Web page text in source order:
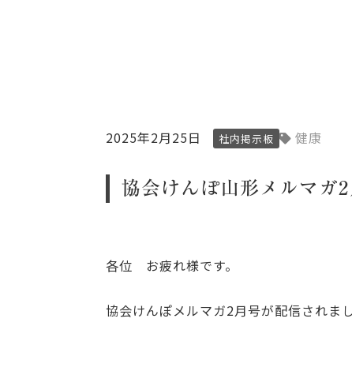
2025年2月25日 社内掲示板 健康
協会けんぽ山形メルマガ
各位 お疲れ様です。
協会けんぽメルマガ2月号が配信されま